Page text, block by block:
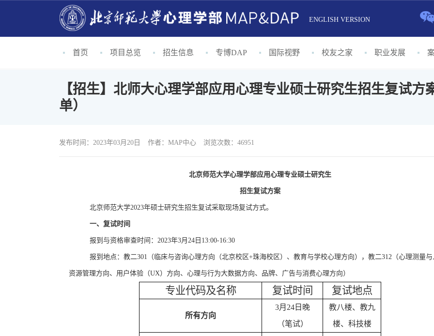
ENGLISH VERSION
首页 项目总览 招生信息 专博DAP 国际视野 校友之家 职业发展
【招生】北师大心理学部应用心理专业硕士研究生招生复试方
单）
发布时间：2023年03月20日 作者： MAP中心 浏览次数：46951
北京师范大学心理学部应用心理专业硕士研究生
招生复试方案
北京师范大学2023年硕士研究生招生复试采取现场复试方式。
一、复试时间
报到与资格审查时间： 2023年3月 24日 13:00-16:30
报到地点：教二301 （临床与咨询心理方向（北京校区+珠海校区）、教育与学校心理方向），教二312（心理测量与
资源管理方向、用户体验（UX）方向、心理与行为大数据方向、品牌、广告与消费心理方向）
专业代码及名称 复试时间 复试地点
所有方向
3月 24日晚
（笔试）
教八楼、教九
楼、科技楼